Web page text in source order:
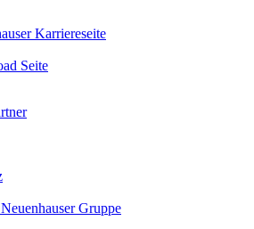
Karriereseite
Seite
Gruppe